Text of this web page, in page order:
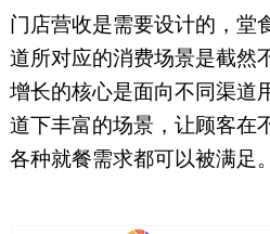
门店营收是需要设计的，堂
道所对应的消费场景是截然
增长的核心是面向不同渠道
道下丰富的场景，让顾客在
各种就餐需求都可以被满足。